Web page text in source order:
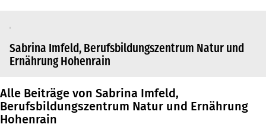
Sabrina Imfeld, Berufsbildungszentrum Natur und
Ernährung Hohenrain
Alle Beiträge von Sabrina Imfeld,
Berufsbildungszentrum Natur und Ernährung
Hohenrain